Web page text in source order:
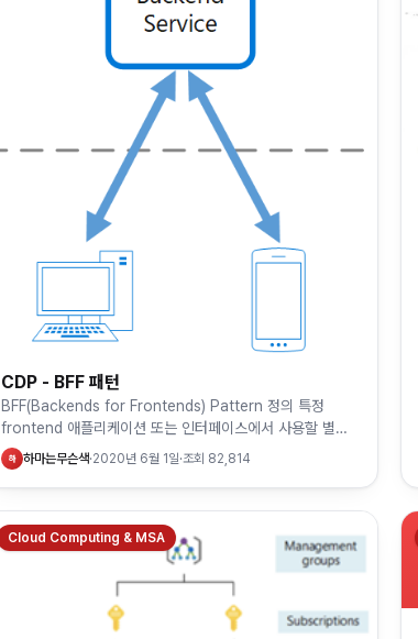
CDP - BFF 패턴
BFF(Backends for Frontends) Pattern 정의 특정
frontend 애플리케이션 또는 인터페이스에서 사용할 별도
의 서비스를 만드는 패턴이다. 왜 필요한가? 애플리케이션
초기 …
하 하마는무슨색·2020년 6월 1일·조회 82,814
Cloud Computing & MSA